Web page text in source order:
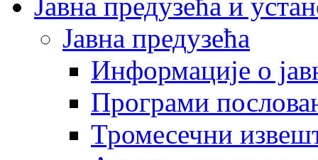
Јавна предузећа
Информације о
Програми
Тромесечни